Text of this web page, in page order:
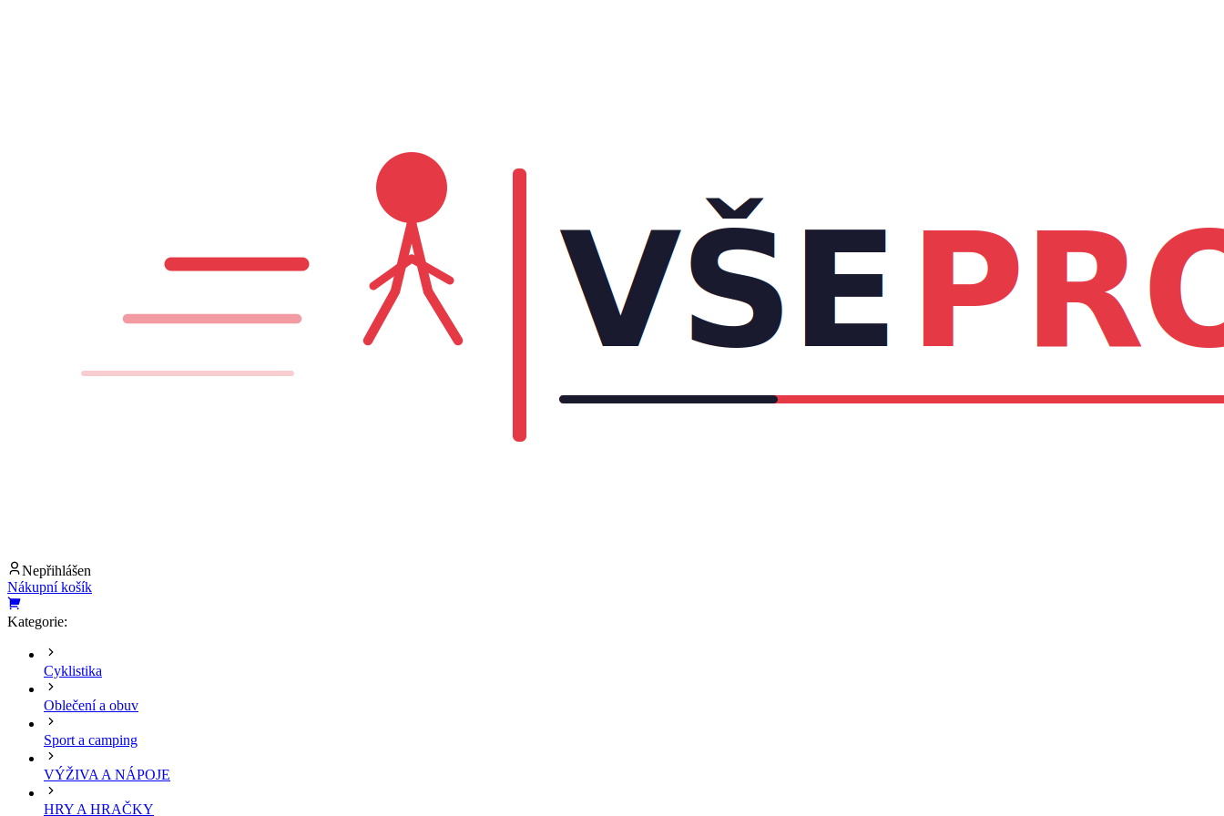
Nepřihlášen
Nákupní košík
Kategorie:
Cyklistika
Oblečení a obuv
Sport a camping
VÝŽIVA A NÁPOJE
HRY A HRAČKY